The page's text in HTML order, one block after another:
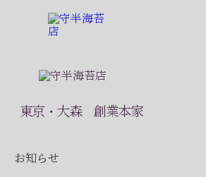
東京・大森 創業本家
お知らせ